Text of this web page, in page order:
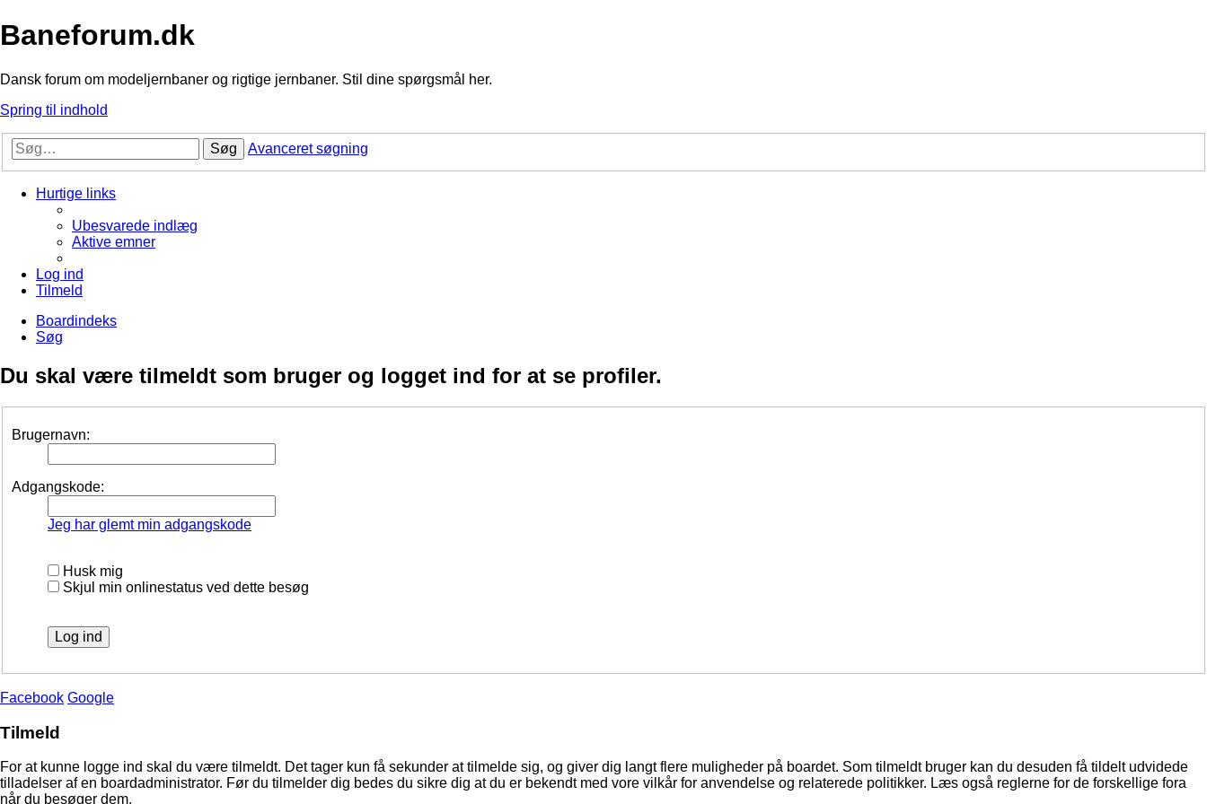
Baneforum.dk
Dansk forum om modeljernbaner og rigtige jernbaner. Stil dine spørgsmål her.
Spring til indhold
Søg Avanceret søgning
Hurtige links
Ubesvarede indlæg
Aktive emner
Log ind
Tilmeld
Boardindeks
Søg
Du skal være tilmeldt som bruger og logget ind for at se profiler.
Brugernavn:
Adgangskode:
Jeg har glemt min adgangskode
Husk mig
Skjul min onlinestatus ved dette besøg
Facebook Google
Tilmeld
For at kunne logge ind skal du være tilmeldt. Det tager kun få sekunder at tilmelde sig, og giver dig langt flere muligheder på boardet. Som tilmeldt bruger kan du desuden få tildelt udvidede
tilladelser af en boardadministrator. Før du tilmelder dig bedes du sikre dig at du er bekendt med vore vilkår for anvendelse og relaterede politikker. Læs også reglerne for de forskellige fora
når du besøger dem.